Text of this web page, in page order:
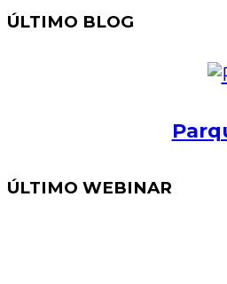
ÚLTIMO BLOG
ÚLTIMO WEBINAR